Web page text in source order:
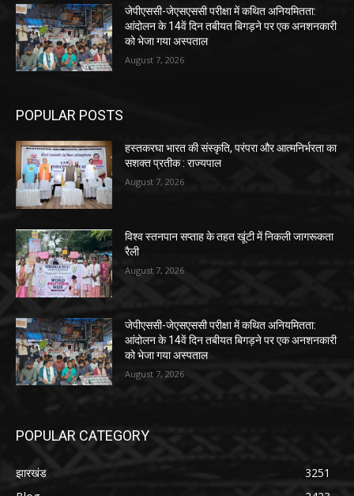
जेपीएससी-जेएसएससी परीक्षा में कथित अनियमितता:
आंदोलन के 14वें दिन तबीयत बिगड़ने पर एक अनशनकारी
को भेजा गया अस्पताल
August 7, 2026
POPULAR POSTS
हस्तकरघा भारत की संस्कृति, परंपरा और आत्मनिर्भरता का
सशक्त प्रतीक : राज्यपाल
August 7, 2026
विश्व स्तनपान सप्ताह के तहत खूंटी में निकली जागरूकता
रैली
August 7, 2026
जेपीएससी-जेएसएससी परीक्षा में कथित अनियमितता:
आंदोलन के 14वें दिन तबीयत बिगड़ने पर एक अनशनकारी
को भेजा गया अस्पताल
August 7, 2026
POPULAR CATEGORY
झारखंड
3251